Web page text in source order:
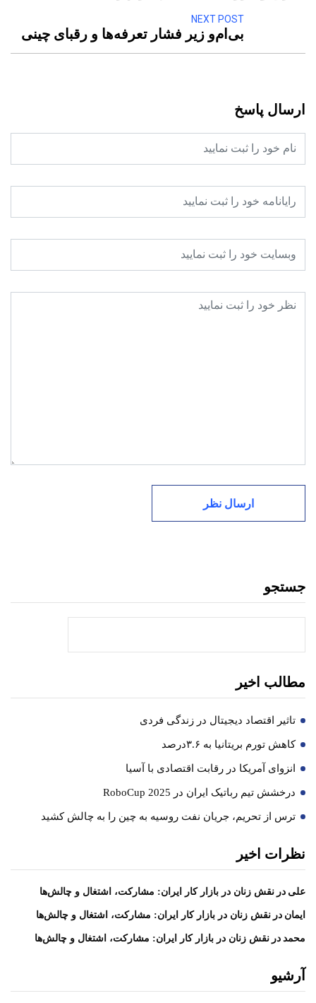
NEXT POST
بی‌ام‌و زیر فشار تعرفه‌ها و رقبای چینی
ارسال پاسخ
جستجو
مطالب اخیر
تاثیر اقتصاد دیجیتال در زندگی فردی
کاهش تورم بریتانیا به ۳.۶درصد
انزوای آمریکا در رقابت اقتصادی با آسیا
درخشش تیم رباتیک ایران در RoboCup 2025
ترس از تحریم، جریان نفت روسیه به چین را به چالش کشید
نظرات اخیر
علی در نقش زنان در بازار کار ایران: مشارکت، اشتغال و چالش‌ها
ایمان در نقش زنان در بازار کار ایران: مشارکت، اشتغال و چالش‌ها
محمد در نقش زنان در بازار کار ایران: مشارکت، اشتغال و چالش‌ها
آرشیو